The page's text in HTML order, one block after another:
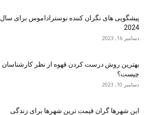
پیشگویی های نگران کننده نوستراداموس برای سال
2024
دسامبر 16, 2023
بهترین روش درست کردن قهوه از نظر کارشناسان
چیست؟
دسامبر 10, 2023
این شهرها گران قیمت ترین شهرها برای زندگی